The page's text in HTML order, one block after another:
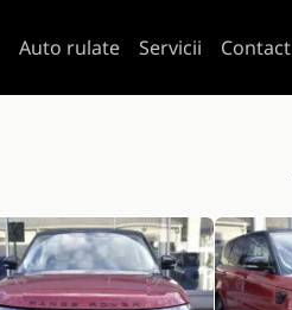
Auto rulate Servicii Contact